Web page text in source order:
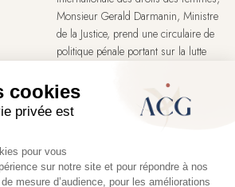
Monsieur Gerald Darmanin, Ministre
de la Justice, prend une circulaire de
politique pénale portant sur la lutte
Page Dernière